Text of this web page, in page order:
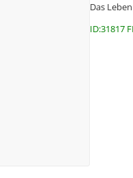
Das
ID:31817